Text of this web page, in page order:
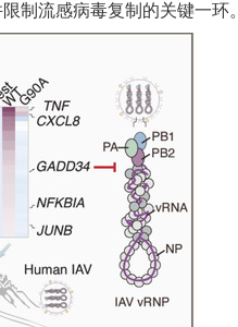
制流感病毒复制的关键一环。